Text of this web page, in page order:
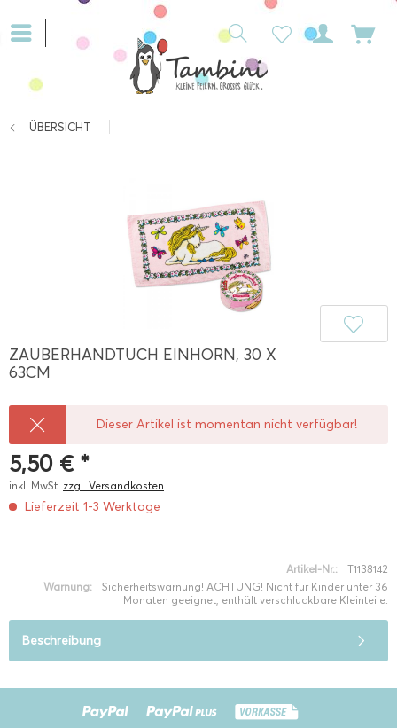
ÜBERSICHT
ZAUBERHANDTUCH EINHORN, 30 X
63CM
Dieser Artikel ist momentan nicht verfügbar!
5,50 € *
inkl. MwSt. zzgl. Versandkosten
Lieferzeit 1-3 Werktage
Artikel-Nr.:
T1138142
Warnung:
Sicherheitswarnung! ACHTUNG! Nicht für Kinder unter 36
Monaten geeignet, enthält verschluckbare Kleinteile.
Beschreibung